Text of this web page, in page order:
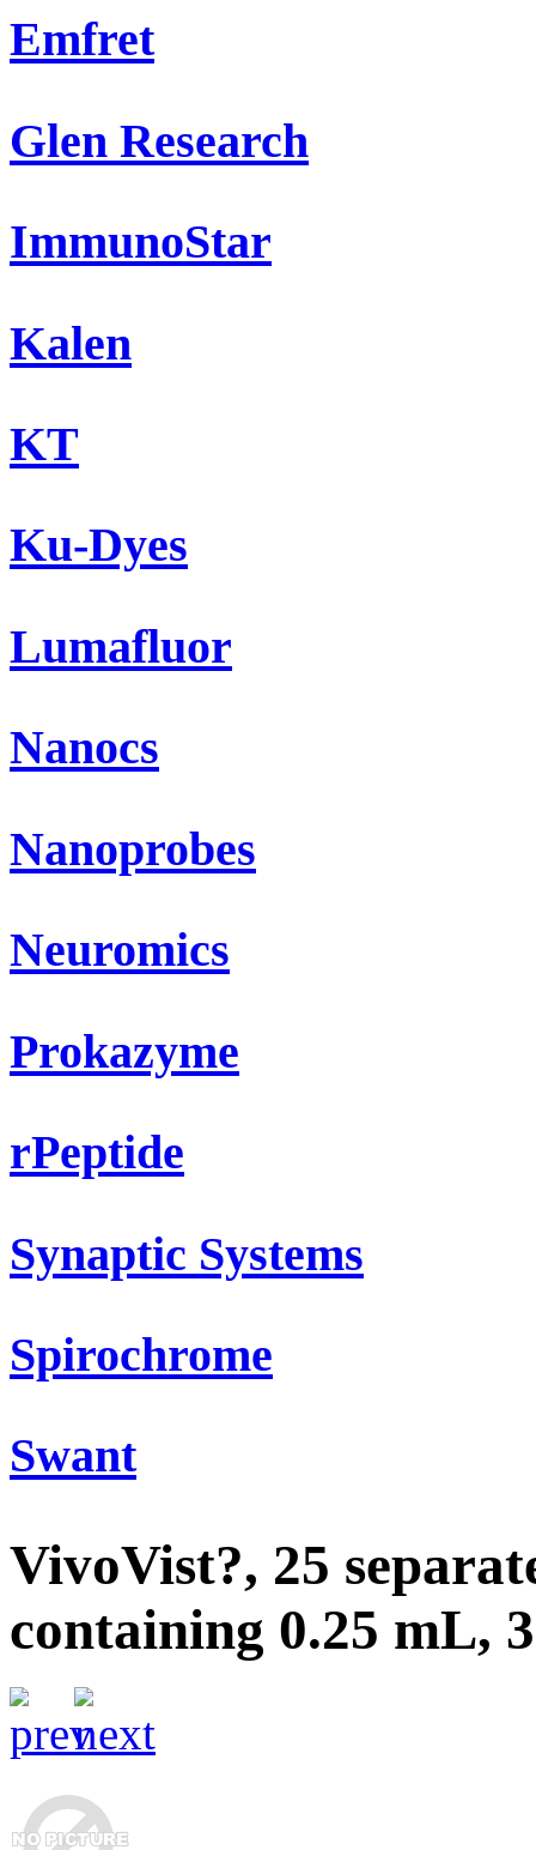
Emfret
Glen Research
ImmunoStar
Kalen
KT
Ku-Dyes
Lumafluor
Nanocs
Nanoprobes
Neuromics
Prokazyme
rPeptide
Synaptic Systems
Spirochrome
Swant
VivoVist?, 25
containing 0.25 mL,